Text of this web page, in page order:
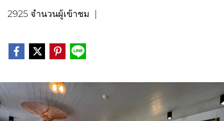
2925 จำนวนผู้เข้าชม